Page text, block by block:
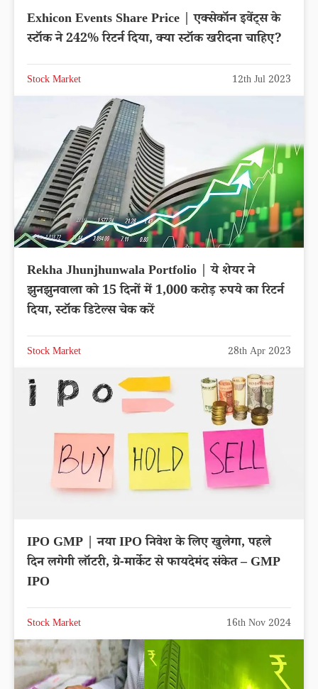
Exhicon Events Share Price | एक्सेकॉन इवेंट्स के
स्टॉक ने 242% रिटर्न दिया, क्या स्टॉक खरीदना चाहिए?
Stock Market 12th Jul 2023
Rekha Jhunjhunwala Portfolio | ये शेयर ने
झुनझुनवाला को 15 दिनों में 1,000 करोड़ रुपये का रिटर्न
दिया, स्टॉक डिटेल्स चेक करें
Stock Market 28th Apr 2023
IPO GMP | नया IPO निवेश के लिए खुलेगा, पहले
दिन लगेगी लॉटरी, ग्रे-मार्केट से फायदेमंद संकेत – GMP
IPO
Stock Market 16th Nov 2024